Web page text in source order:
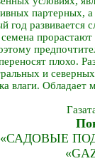
партерных,
год развивается
плохо.
и
влаги.